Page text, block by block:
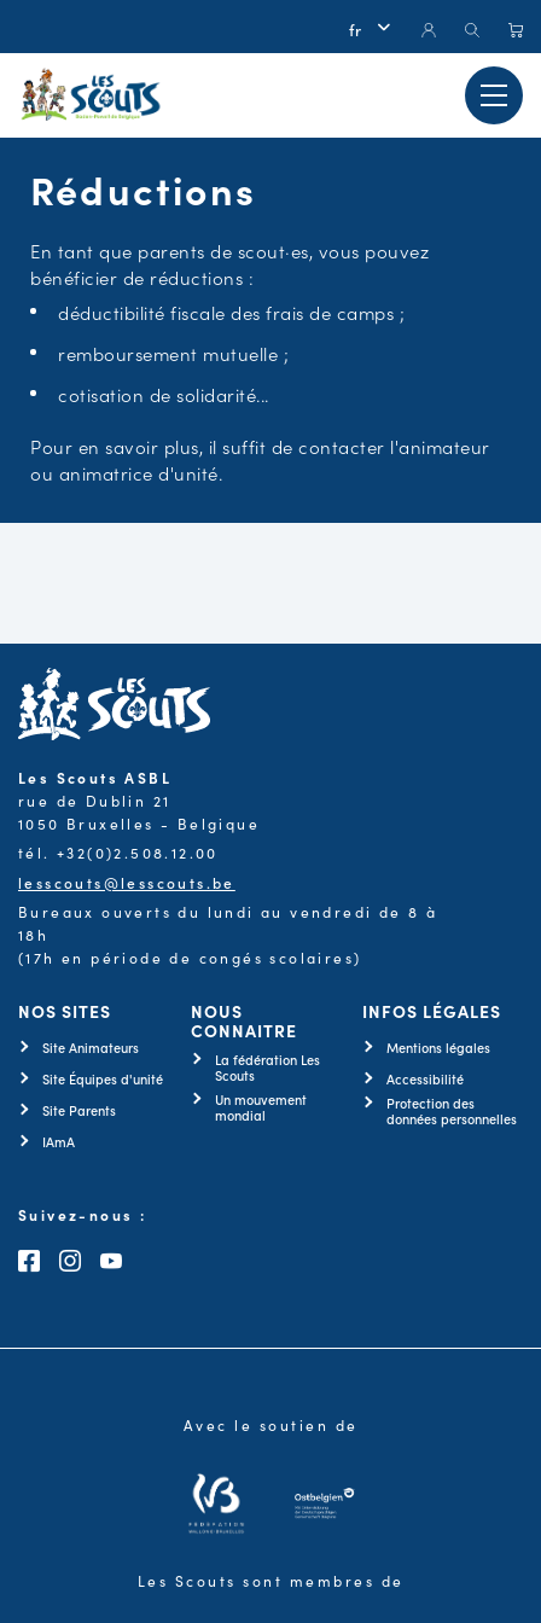
Réductions
En tant que parents de scout·es, vous pouvez
bénéficier de réductions :
déductibilité fiscale des frais de camps ;
remboursement mutuelle ;
cotisation de solidarité...
Pour en savoir plus, il suffit de contacter l'animateur
ou animatrice d'unité.
Les Scouts ASBL
rue de Dublin 21
1050 Bruxelles - Belgique
tél. +32(0)2.508.12.00
lesscouts@lesscouts.be
Bureaux ouverts du lundi au vendredi de 8 à
18h
(17h en période de congés scolaires)
NOS SITES
Site Animateurs
Site Équipes d'unité
Site Parents
IAmA
NOUS
CONNAITRE
La fédération Les
Scouts
Un mouvement
mondial
INFOS LÉGALES
Mentions légales
Accessibilité
Protection des
données personnelles
Suivez-nous :
Consultez notre page Facebook
Consultez notre page Instagram
Consultez notre chaîne Youtube
Avec le soutien de
Les Scouts sont membres de